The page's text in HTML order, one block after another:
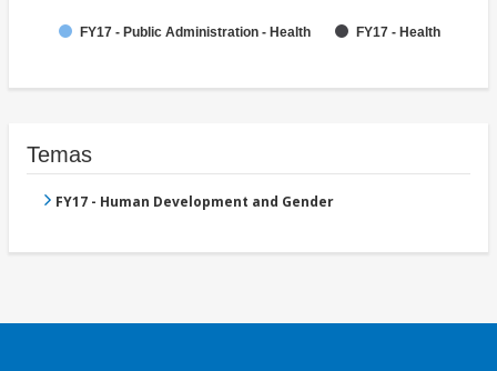
FY17 - Public Administration - Health FY17 - Health
Temas
FY17 - Human Development and Gender